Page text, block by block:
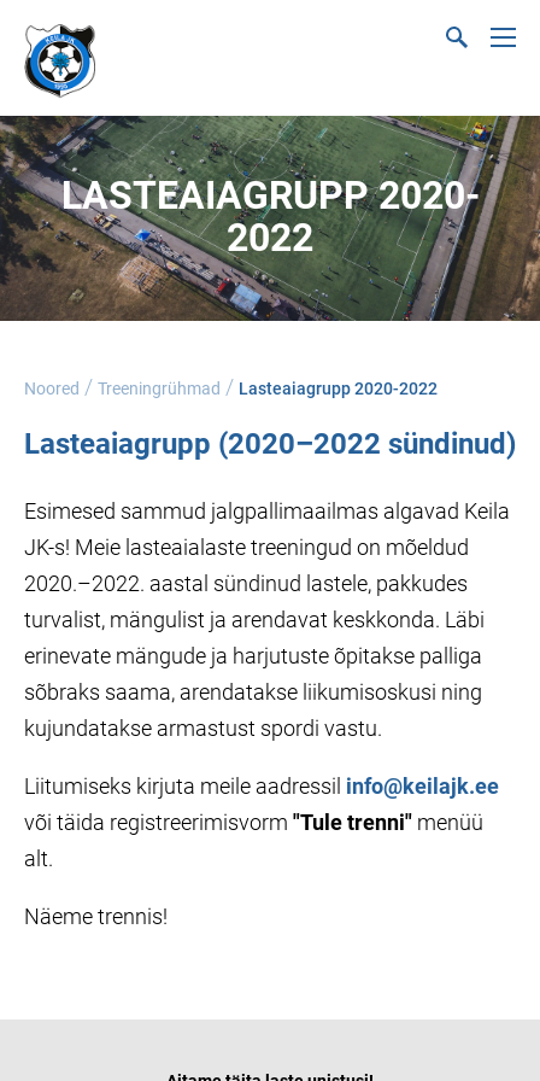
LASTEAIAGRUPP 2020-
2022
Noored / Treeningrühmad / Lasteaiagrupp 2020-2022
Lasteaiagrupp (2020–2022 sündinud)
Esimesed sammud jalgpallimaailmas algavad Keila
JK-s! Meie lasteaialaste treeningud on mõeldud
2020.–2022. aastal sündinud lastele, pakkudes
turvalist, mängulist ja arendavat keskkonda. Läbi
erinevate mängude ja harjutuste õpitakse palliga
sõbraks saama, arendatakse liikumisoskusi ning
kujundatakse armastust spordi vastu.
Liitumiseks kirjuta meile aadressil info@keilajk.ee
või täida registreerimisvorm "Tule trenni" menüü
alt.
Näeme trennis!